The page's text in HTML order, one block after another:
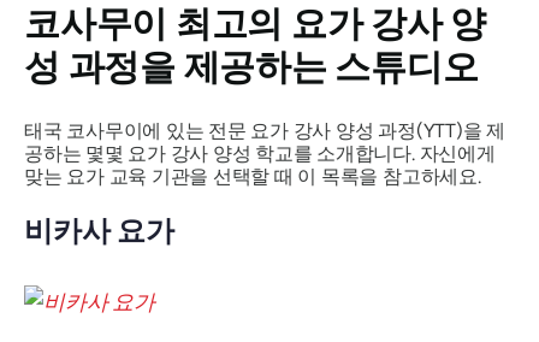
코사무이 최고의 요가 강사 양
성 과정을 제공하는 스튜디오
태국 코사무이에 있는 전문 요가 강사 양성 과정(YTT)을 제
공하는 몇몇 요가 강사 양성 학교를 소개합니다. 자신에게
맞는 요가 교육 기관을 선택할 때 이 목록을 참고하세요.
비카사 요가